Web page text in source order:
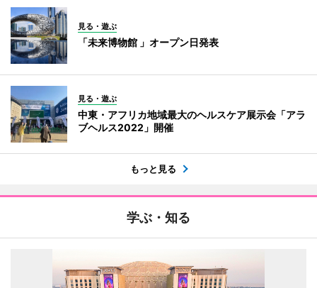
見る・遊ぶ
「未来博物館 」オープン日発表
見る・遊ぶ
中東・アフリカ地域最大のヘルスケア展示会「アラ
ブヘルス2022」開催
もっと見る
学ぶ・知る